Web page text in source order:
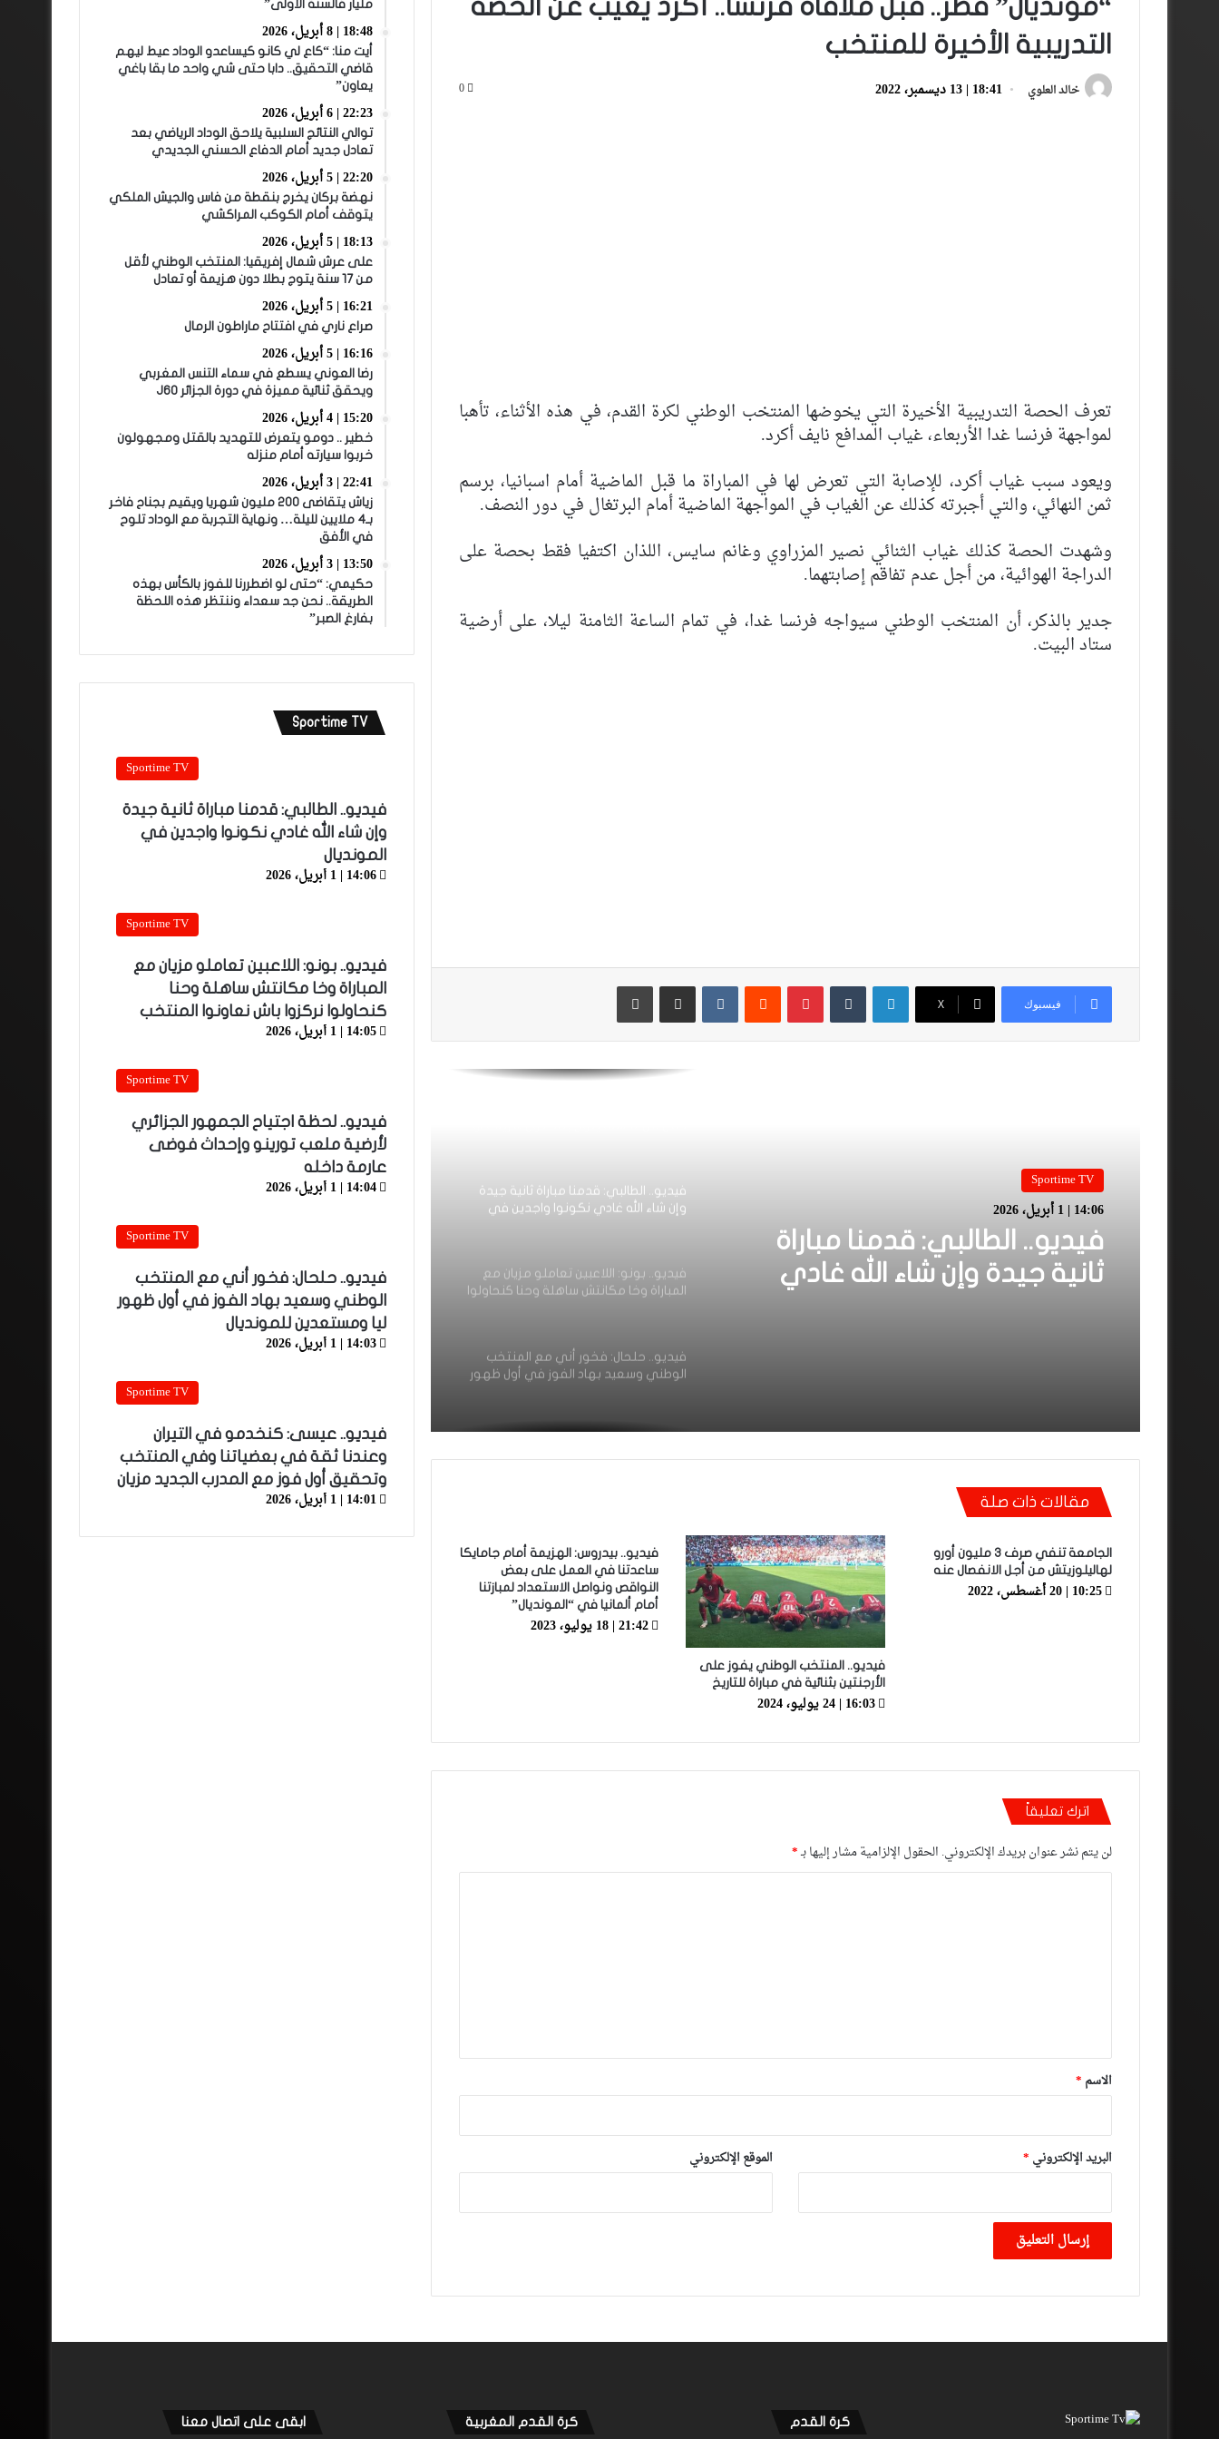
“مونديال” قطر.. قبل ملاقاة فرنسا.. أكرد يغيب عن الحصة
التدريبية الأخيرة للمنتخب
خالد العلوي 18:41 | 13 ديسمبر، 2022 0
تعرف الحصة التدريبية الأخيرة التي يخوضها المنتخب الوطني لكرة القدم، في هذه الأثناء، تأهبا
لمواجهة فرنسا غدا الأربعاء، غياب المدافع نايف أكرد.
ويعود سبب غياب أكرد، للإصابة التي تعرض لها في المباراة ما قبل الماضية أمام اسبانيا، برسم
ثمن النهائي، والتي أجبرته كذلك عن الغياب في المواجهة الماضية أمام البرتغال في دور النصف.
وشهدت الحصة كذلك غياب الثنائي نصير المزراوي وغانم سايس، اللذان اكتفيا فقط بحصة على
الدراجة الهوائية، من أجل عدم تفاقم إصابتهما.
جدير بالذكر، أن المنتخب الوطني سيواجه فرنسا غدا، في تمام الساعة الثامنة ليلا، على أرضية
ستاد البيت.
فيسبوك ‫X
لينكدإن بينتيريست مشاركة عبر البريد طباعة
Sportime TV
14:06 | 1 أبريل، 2026
فيديو.. الطالبي: قدمنا مباراة
ثانية جيدة وإن شاء الله غادي
فيديو.. عدنان البوجوفي: عندنا أحسن
مجموعة وطاقم تقني جيد والحمد لله
فيديو.. الطالبي: قدمنا مباراة ثانية جيدة
وإن شاء الله غادي نكونوا واجدين في
فيديو.. بونو: اللاعبين تعاملو مزيان مع
المباراة وخا مكانتش ساهلة وحنا كنحاولوا
فيديو.. حلحال: فخور أني مع المنتخب
الوطني وسعيد بهاد الفوز في أول ظهور
ثقة في بعضياتنا وفي المنتخب وتحقيق
الملعب باش يعنق دياز ووخا خرجوه الأمن
ماتفاكش بقا كيسلم على اللاعبين من
بعيد
فيديو.. سينغالي يسأل وهبي عن الكان
والأخير يرد: “مامسالينش عندنا مونديال
التشكيلة الرسمية للمنتخب الوطني أمام
مجموعة وطاقم تقني جيد والحمد لله
فيديو.. بونو: اللاعبين تعاملو مزيان مع
نركزوا باش نعاونوا المنتخب
ليا ومستعدين للمونديال
أول فوز مع المدرب الجديد مزيان
مقالات ذات صلة
الجامعة تنفي صرف 3 مليون أورو
لهاليلوزيتش من أجل الانفصال عنه
10:25 | 20 أغسطس، 2022
فيديو.. المنتخب الوطني يفوز على
الأرجنتين بثنائية في مباراة للتاريخ
16:03 | 24 يوليو، 2024
فيديو.. بيدروس: الهزيمة أمام جامايكا
ساعدتنا في العمل على بعض
النواقص ونواصل الاستعداد لمبازتنا
أمام ألمانيا في “المونديال”
21:42 | 18 يوليو، 2023
اترك تعليقاً
لن يتم نشر عنوان بريدك الإلكتروني. الحقول الإلزامية مشار إليها بـ*
*
الاسم *
البريد الإلكتروني * الموقع الإلكتروني
مليار فالسنة الأولى”
18:48 | 8 أبريل، 2026
أيت منا: “كاع لي كانو كيساعدو الوداد عيط ليهم
قاضي التحقيق.. دابا حتى شي واحد ما بقا باغي
يعاون”
22:23 | 6 أبريل، 2026
توالي النتائج السلبية يلاحق الوداد الرياضي بعد
تعادل جديد أمام الدفاع الحسني الجديدي
22:20 | 5 أبريل، 2026
نهضة بركان يخرج بنقطة من فاس والجيش الملكي
يتوقف أمام الكوكب المراكشي
18:13 | 5 أبريل، 2026
على عرش شمال إفريقيا: المنتخب الوطني لأقل
من 17 سنة يتوج بطلا دون هزيمة أو تعادل
16:21 | 5 أبريل، 2026
صراع ناري في افتتاح ماراطون الرمال
16:16 | 5 أبريل، 2026
رضا العوني يسطع في سماء التنس المغربي
ويحقق ثنائية مميزة في دورة الجزائر J60
15:20 | 4 أبريل، 2026
خطير .. دومو يتعرض للتهديد بالقتل ومجهولون
خربوا سيارته أمام منزله
22:41 | 3 أبريل، 2026
زياش يتقاضى 200 مليون شهريا ويقيم بجناح فاخر
بـ4 ملايين لليلة… ونهاية التجربة مع الوداد تلوح
في الأفق
13:50 | 3 أبريل، 2026
حكيمي: “حتى لو اضطررنا للفوز بالكأس بهذه
الطريقة.. نحن جد سعداء وننتظر هذه اللحظة
بفارغ الصبر”
Sportime TV
Sportime TV
فيديو.. الطالبي: قدمنا مباراة ثانية جيدة
وإن شاء الله غادي نكونوا واجدين في
المونديال
14:06 | 1 أبريل، 2026
Sportime TV
فيديو.. بونو: اللاعبين تعاملو مزيان مع
المباراة وخا مكانتش ساهلة وحنا
كنحاولوا نركزوا باش نعاونوا المنتخب
14:05 | 1 أبريل، 2026
Sportime TV
فيديو.. لحظة اجتياح الجمهور الجزائري
لأرضية ملعب تورينو وإحداث فوضى
عارمة داخله
14:04 | 1 أبريل، 2026
Sportime TV
فيديو.. حلحال: فخور أني مع المنتخب
الوطني وسعيد بهاد الفوز في أول ظهور
ليا ومستعدين للمونديال
14:03 | 1 أبريل، 2026
Sportime TV
فيديو.. عيسى: كنخدمو في التيران
وعندنا ثقة في بعضياتنا وفي المنتخب
وتحقيق أول فوز مع المدرب الجديد مزيان
14:01 | 1 أبريل، 2026
كرة القدم كرة القدم المغربية ابقى على اتصال معنا